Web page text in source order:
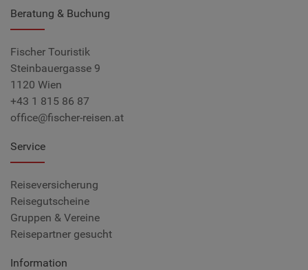
Beratung & Buchung
Fischer Touristik
Steinbauergasse 9
1120 Wien
+43 1 815 86 87
office@fischer-reisen.at
Service
Reiseversicherung
Reisegutscheine
Gruppen & Vereine
Reisepartner gesucht
Information